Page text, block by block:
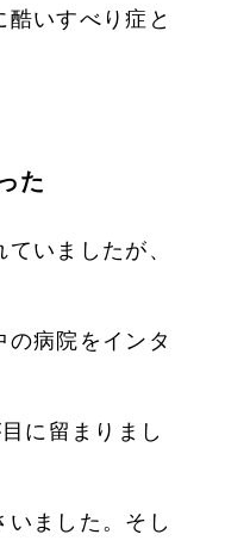
酷いすべり症と
た
いましたが、
の病院をインタ
に留まりまし
いました。そし